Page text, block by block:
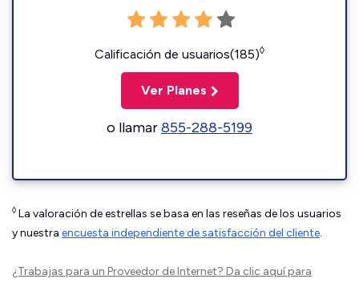
Calificación de usuarios(185)◊
Ver Planes
o llamar855-288-5199
◊ La valoración de estrellas se basa en las reseñas de los usuarios
y nuestra encuesta independiente de satisfacción del cliente.
¿Trabajas para un Proveedor de Internet? Da clic aquípara